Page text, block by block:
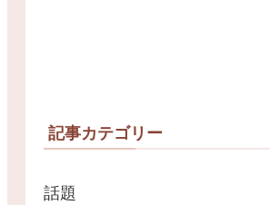
記事カテゴリー
話題